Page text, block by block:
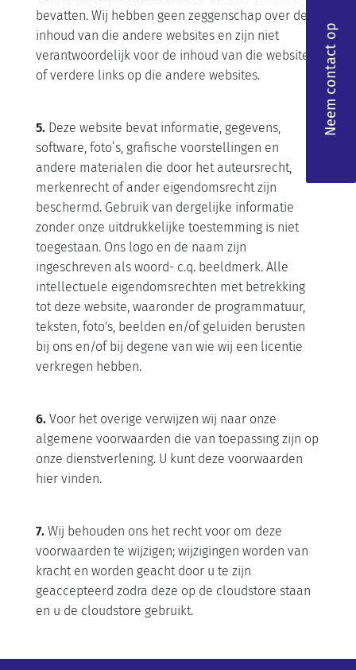
Neem contact op
bevatten. Wij hebben geen zeggenschap over de
inhoud van die andere websites en zijn niet
verantwoordelijk voor de inhoud van die websites
of verdere links op die andere websites.
5. Deze website bevat informatie, gegevens,
software, foto’s, grafische voorstellingen en
andere materialen die door het auteursrecht,
merkenrecht of ander eigendomsrecht zijn
beschermd. Gebruik van dergelijke informatie
zonder onze uitdrukkelijke toestemming is niet
toegestaan. Ons logo en de naam zijn
ingeschreven als woord- c.q. beeldmerk. Alle
intellectuele eigendomsrechten met betrekking
tot deze website, waaronder de programmatuur,
teksten, foto's, beelden en/of geluiden berusten
bij ons en/of bij degene van wie wij een licentie
verkregen hebben.
6. Voor het overige verwijzen wij naar onze
algemene voorwaarden die van toepassing zijn op
onze dienstverlening. U kunt deze voorwaarden
hier vinden.
7. Wij behouden ons het recht voor om deze
voorwaarden te wijzigen; wijzigingen worden van
kracht en worden geacht door u te zijn
geaccepteerd zodra deze op de cloudstore staan
en u de cloudstore gebruikt.